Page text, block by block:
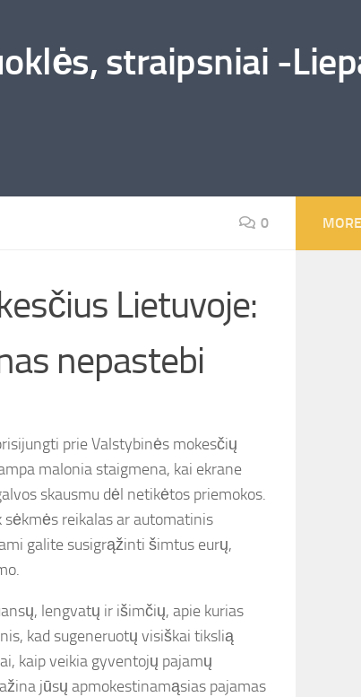
straipsniai -
0
Lietuvoje:
nepastebi
prie Valstybinės mokesčių
malonia staigmena, kai ekrane
skausmu dėl netikėtos priemokos.
reikalas ar automatinis
galite susigrąžinti šimtus eurų,
lengvatų ir išimčių, apie kurias
kad sugeneruotų visiškai tikslią
kaip veikia gyventojų pajamų
jūsų apmokestinamąsias pajamas
MORE